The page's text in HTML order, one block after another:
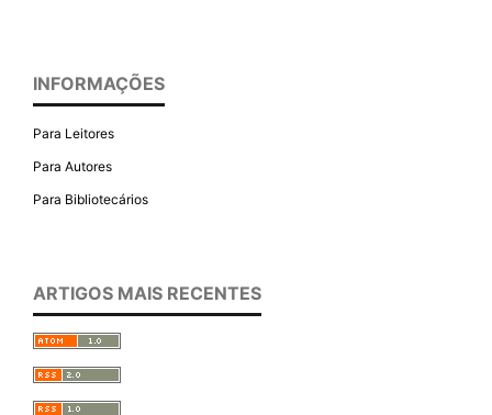
INFORMAÇÕES
Para Leitores
Para Autores
Para Bibliotecários
ARTIGOS MAIS RECENTES